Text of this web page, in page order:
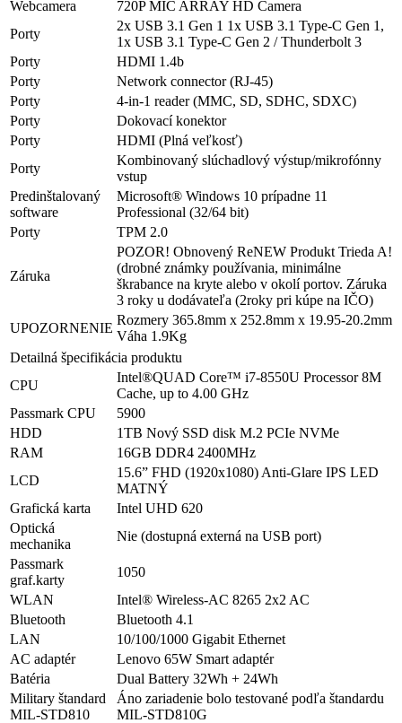
Webcamera
720P MIC ARRAY HD Camera
Porty
2x USB 3.1 Gen 1 1x USB 3.1 Type-C Gen 1,
1x USB 3.1 Type-C Gen 2 / Thunderbolt 3
Porty
HDMI 1.4b
Porty
Network connector (RJ-45)
Porty
4-in-1 reader (MMC, SD, SDHC, SDXC)
Porty
Dokovací konektor
Porty
HDMI (Plná veľkosť)
Porty
Kombinovaný slúchadlový výstup/mikrofónny
vstup
Predinštalovaný
software
Microsoft® Windows 10 prípadne 11
Professional (32/64 bit)
Porty
TPM 2.0
Záruka
POZOR! Obnovený ReNEW Produkt Trieda A!
(drobné známky používania, minimálne
škrabance na kryte alebo v okolí portov. Záruka
3 roky u dodávateľa (2roky pri kúpe na IČO)
UPOZORNENIE
Rozmery 365.8mm x 252.8mm x 19.95-20.2mm
Váha 1.9Kg
Detailná špecifikácia produktu
CPU
Intel®QUAD Core™ i7-8550U Processor 8M
Cache, up to 4.00 GHz
Passmark CPU
5900
HDD
1TB Nový SSD disk M.2 PCIe NVMe
RAM
16GB DDR4 2400MHz
LCD
15.6” FHD (1920x1080) Anti-Glare IPS LED
MATNÝ
Grafická karta
Intel UHD 620
Optická
mechanika
Nie (dostupná externá na USB port)
Passmark
graf.karty
1050
WLAN
Intel® Wireless-AC 8265 2x2 AC
Bluetooth
Bluetooth 4.1
LAN
10/100/1000 Gigabit Ethernet
AC adaptér
Lenovo 65W Smart adaptér
Batéria
Dual Battery 32Wh + 24Wh
Military štandard
MIL-STD810
Áno zariadenie bolo testované podľa štandardu
MIL-STD810G